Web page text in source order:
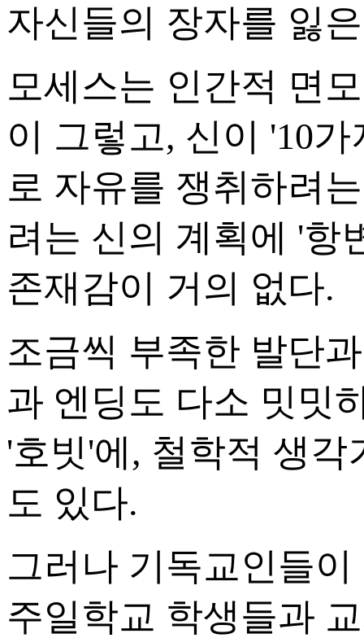
자신들의 장자를 잃
모세스는 인간적 면
이 그렇고, 신이 '10
로 자유를 쟁취하려
려는 신의 계획에 '항
존재감이 거의 없다.
조금씩 부족한 발단
과 엔딩도 다소 밋밋
'호빗'에, 철학적 생
도 있다.
그러나 기독교인들
주일학교 학생들과